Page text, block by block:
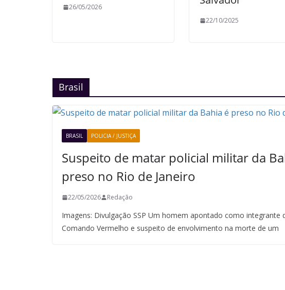
26/05/2026
22/10/2025
Brasil
BRASIL POLICIA / JUSTIÇA
Suspeito de matar policial militar da
preso no Rio de Janeiro
22/05/2026 Redação
Imagens: Divulgação SSP Um homem apontado como integrante
Comando Vermelho e suspeito de envolvimento na morte de um